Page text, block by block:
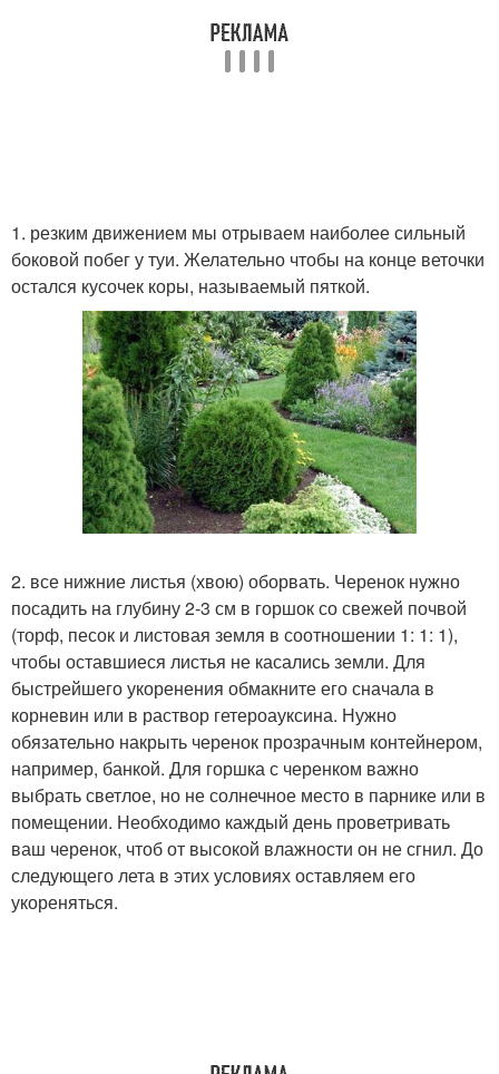
1. резким движением мы отрываем наиболее сильный
боковой побег у туи. Желательно чтобы на конце веточки
остался кусочек коры, называемый пяткой.
2. все нижние листья (хвою) оборвать. Черенок нужно
посадить на глубину 2-3 см в горшок со свежей почвой
(торф, песок и листовая земля в соотношении 1: 1: 1),
чтобы оставшиеся листья не касались земли. Для
быстрейшего укоренения обмакните его сначала в
корневин или в раствор гетероауксина. Нужно
обязательно накрыть черенок прозрачным контейнером,
например, банкой. Для горшка с черенком важно
выбрать светлое, но не солнечное место в парнике или в
помещении. Необходимо каждый день проветривать
ваш черенок, чтоб от высокой влажности он не сгнил. До
следующего лета в этих условиях оставляем его
укореняться.